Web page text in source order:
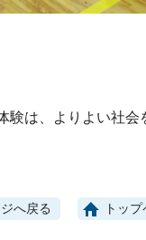
は、よりよい社会
へ戻る トッ